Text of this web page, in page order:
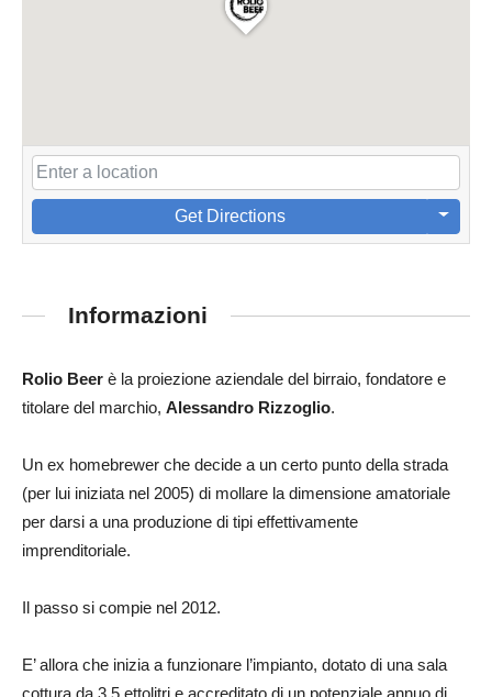
Get Directions
Informazioni
Rolio Beer è la proiezione aziendale del birraio, fondatore e
titolare del marchio, Alessandro Rizzoglio.
Un ex homebrewer che decide a un certo punto della strada
(per lui iniziata nel 2005) di mollare la dimensione amatoriale
per darsi a una produzione di tipi effettivamente
imprenditoriale.
Il passo si compie nel 2012.
E’ allora che inizia a funzionare l’impianto, dotato di una sala
cottura da 3.5 ettolitri e accreditato di un potenziale annuo di